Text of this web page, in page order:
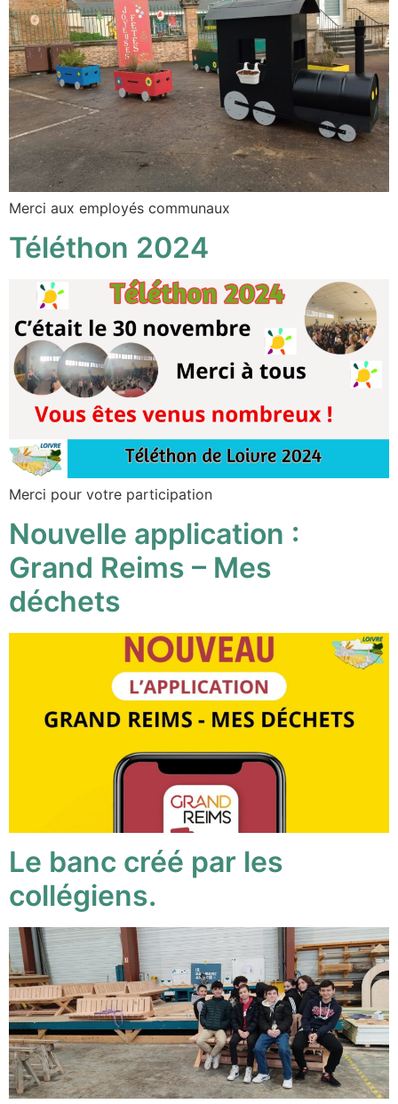
Merci aux employés communaux
Téléthon 2024
Merci pour votre participation
Nouvelle application :
Grand Reims – Mes
déchets
Le banc créé par les
collégiens.